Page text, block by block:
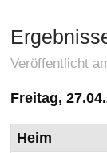
Veröffentlicht
Freitag,
Heim